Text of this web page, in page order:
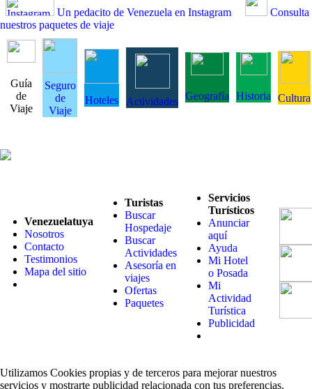
Un pedacito de Venezuela en Instagram
Consulta
nuestros paquetes de viaje
Guía
de
Viaje
Seguro
de
Viaje
Hoteles Actividades Geografía Historia Cultura
Venezuelatuya
Nosotros
Contacto
Testimonios
Mapa del sitio
Turistas
Buscar
Hospedaje
Buscar
Actividades
Asesoría en
viajes
Ofertas
Paquetes
Servicios
Turísticos
Anunciar
aquí
Ayuda
Mi Hotel
o Posada
Mi
Actividad
Turística
Publicidad
Utilizamos Cookies propias y de terceros para mejorar nuestros
servicios y mostrarte publicidad relacionada con tus preferencias.